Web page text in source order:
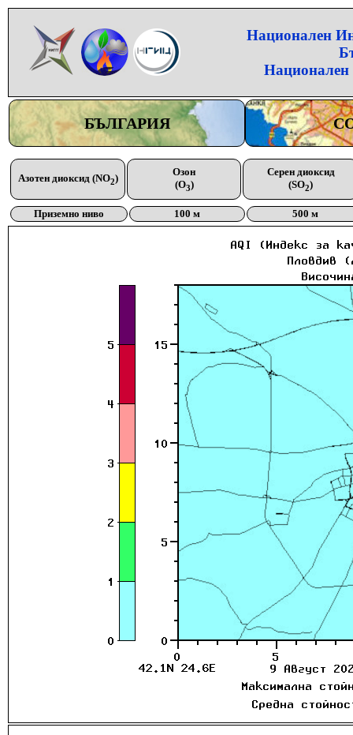
Национален
Национален
БЪЛГАРИЯ
Азотен диоксид (NO2)
Озон
(O3)
Серен диоксид
(SO2)
Приземно ниво 100 м 500 м